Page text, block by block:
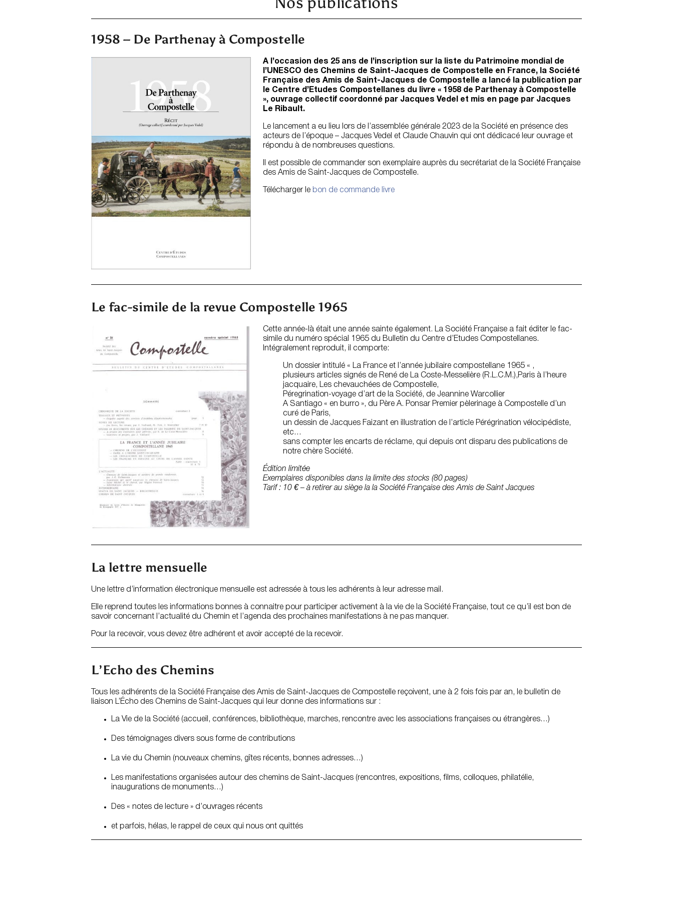
1958 – De Parthenay à Compostelle
A l’occasion des 25 ans de l’inscription sur la liste du Patrimoine mondial de
l’UNESCO des Chemins de Saint-Jacques de Compostelle en France, la Société
Française des Amis de Saint-Jacques de Compostelle a lancé la publication par
le Centre d’Etudes Compostellanes du livre « 1958 de Parthenay à Compostelle
», ouvrage collectif coordonné par Jacques Vedel et mis en page par Jacques
Le Ribault.
Le lancement a eu lieu lors de l’assemblée générale 2023 de la Société en présence des
acteurs de l’époque – Jacques Vedel et Claude Chauvin qui ont dédicacé leur ouvrage et
répondu à de nombreuses questions.
Il est possible de commander son exemplaire auprès du secrétariat de la Société Française
des Amis de Saint-Jacques de Compostelle.
Télécharger le bon de commande livre
Le fac-simile de la revue Compostelle 1965
Cette année-là était une année sainte également. La Société Française a fait éditer le fac-
simile du numéro spécial 1965 du Bulletin du Centre d’Etudes Compostellanes.
Intégralement reproduit, il comporte:
Un dossier intitulé « La France et l’année jubilaire compostellane 1965 « ,
plusieurs articles signés de René de La Coste-Messelière (R.L.C.M.),Paris à l’heure
jacquaire, Les chevauchées de Compostelle,
Péregrination-voyage d’art de la Société, de Jeannine Warcollier
A Santiago « en burro », du Père A. Ponsar Premier pèlerinage à Compostelle d’un
curé de Paris,
un dessin de Jacques Faizant en illustration de l’article Pérégrination vélocipédiste,
etc…
sans compter les encarts de réclame, qui depuis ont disparu des publications de
notre chère Société.
Édition limitée
Exemplaires disponibles dans la limite des stocks (80 pages)
Tarif : 10 € – à retirer au siège la la Société Française des Amis de Saint Jacques
La lettre mensuelle
Une lettre d’information électronique mensuelle est adressée à tous les adhérents à leur adresse mail.
Elle reprend toutes les informations bonnes à connaitre pour participer activement à la vie de la Société Française, tout ce qu’il est bon de
savoir concernant l’actualité du Chemin et l’agenda des prochaines manifestations à ne pas manquer.
Pour la recevoir, vous devez être adhérent et avoir accepté de la recevoir.
L’Echo des Chemins
Tous les adhérents de la Société Française des Amis de Saint-Jacques de Compostelle reçoivent, une à 2 fois fois par an, le bulletin de
liaison L’Écho des Chemins de Saint-Jacques qui leur donne des informations sur :
La Vie de la Société (accueil, conférences, bibliothèque, marches, rencontre avec les associations françaises ou étrangères…)
Des témoignages divers sous forme de contributions
La vie du Chemin (nouveaux chemins, gîtes récents, bonnes adresses…)
Les manifestations organisées autour des chemins de Saint-Jacques (rencontres, expositions, films, colloques, philatélie,
inaugurations de monuments…)
Des « notes de lecture » d’ouvrages récents
et parfois, hélas, le rappel de ceux qui nous ont quittés